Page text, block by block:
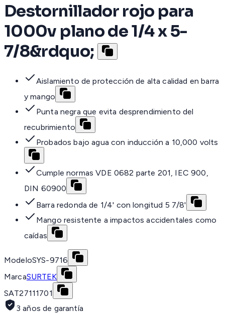
Destornillador rojo para
1000v plano de 1/4 x 5-
7/8&rdquo;
Aislamiento de protección de alta calidad en barra
y mango
Punta negra que evita desprendimiento del
recubrimiento
Probados bajo agua con inducción a 10,000 volts
Cumple normas VDE 0682 parte 201, IEC 900,
DIN 60900
Barra redonda de 1/4' con longitud 5 7/8'
Mango resistente a impactos accidentales como
caídas
ModeloSYS-9716
MarcaSURTEK
SAT27111701
3 años de garantía